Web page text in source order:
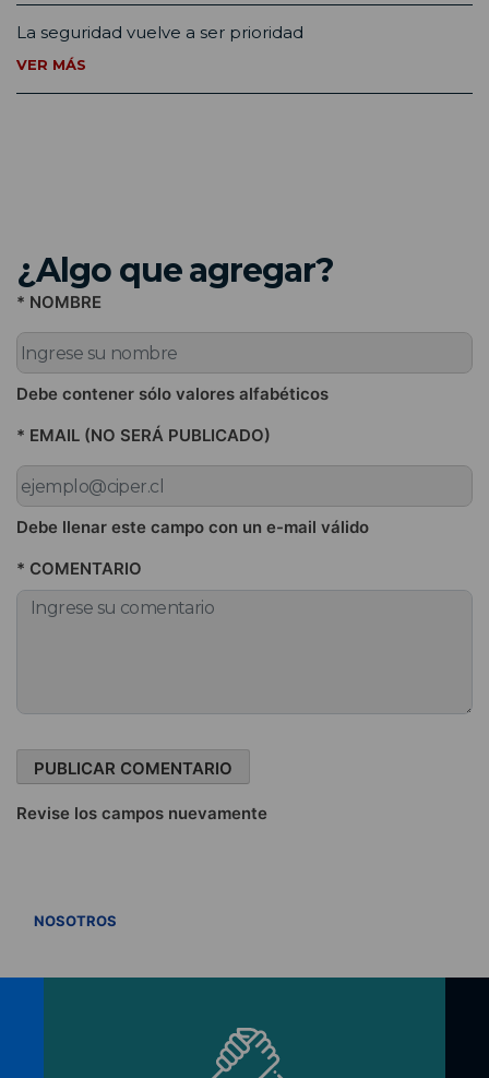
La seguridad vuelve a ser prioridad
VER MÁS
¿Algo que agregar?
* NOMBRE
Debe contener sólo valores alfabéticos
* EMAIL (NO SERÁ PUBLICADO)
Debe llenar este campo con un e-mail válido
* COMENTARIO
Revise los campos nuevamente
NOSOTROS